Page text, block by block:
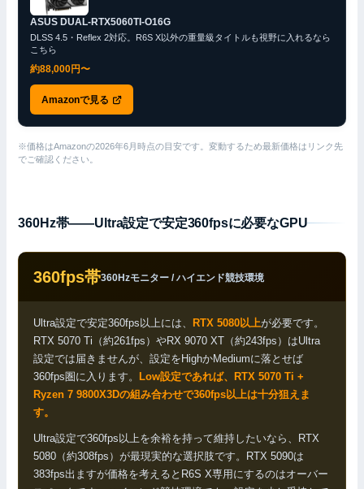
ASUS DUAL-RTX5060TI-O16G
DLSS 4.5・Reflex 2対応。R6S X以外の重量級タイトルも視野に入れるなら
こちら
約88,000円〜
Amazonで見る
※価格はAmazonの2026年6月時点の目安です。変動するため最新価格はリンク先
でご確認ください。
360Hz帯——Ultra設定で安定360fpsに必要なGPU
360fps帯360Hzモニター / ハイエンド競技環境
Ultra設定で安定360fps以上には、 RTX 5080以上が必要です。
RTX 5070 Ti（約261fps）やRX 9070 XT（約243fps）はUltra
設定では届きませんが、設定をHighかMediumに落とせば
360fps圏に入ります。
Low設定であれば、RTX 5070 Ti +
Ryzen 7 9800X3Dの組み合わせで360fps以上は十分狙えま
す。
Ultra設定で360fps以上を余裕を持って維持したいなら、RTX
5080（約308fps）が最現実的な選択肢です。RTX 5090は
383fps出ますが価格を考えるとR6S X専用にするのはオーバー